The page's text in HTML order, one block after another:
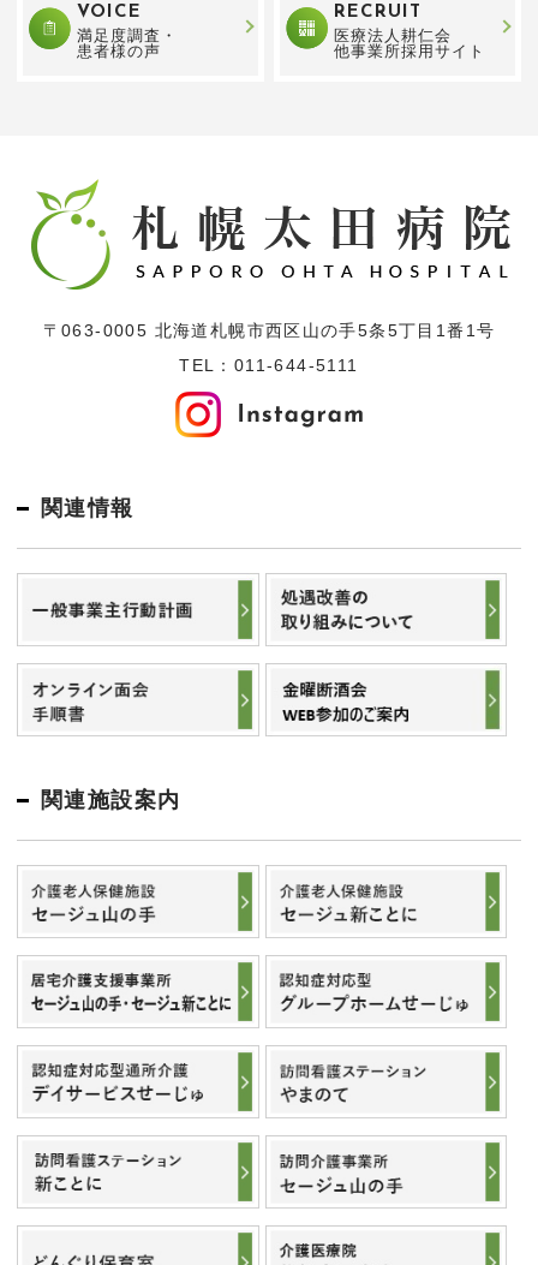
VOICE
満足度調査・
患者様の声
RECRUIT
医療法人耕仁会
他事業所採用サイト
〒063-0005 北海道札幌市西区山の手5条5丁目1番1号
TEL： 011-644-5111
関連情報
関連施設案内